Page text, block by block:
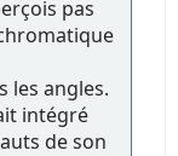
pas
les angles.
intégré
de son